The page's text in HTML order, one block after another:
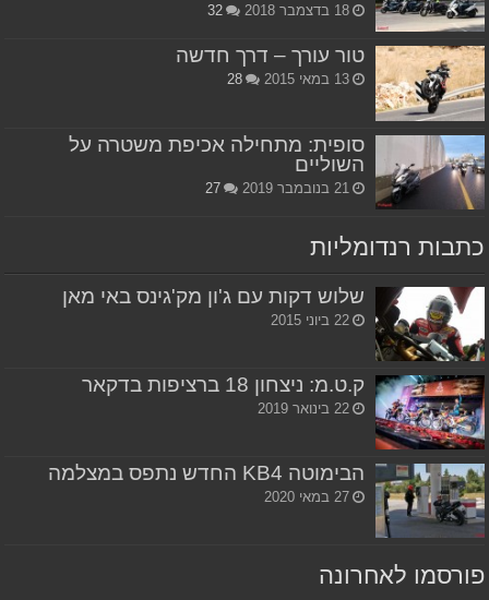
18 בדצמבר 2018 32
טור עורך – דרך חדשה
13 במאי 2015 28
סופית: מתחילה אכיפת משטרה על
השוליים
21 בנובמבר 2019 27
כתבות רנדומליות
שלוש דקות עם ג'ון מק'גינס באי מאן
22 ביוני 2015
ק.ט.מ: ניצחון 18 ברציפות בדקאר
22 בינואר 2019
הבימוטה KB4 החדש נתפס במצלמה
27 במאי 2020
פורסמו לאחרונה